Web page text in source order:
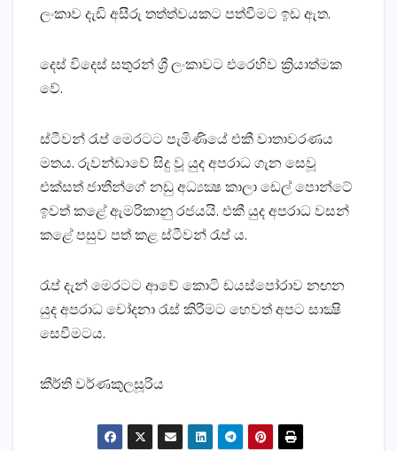
ලංකාව දැඩි අසීරු තත්ත්වයකට පත්වීමට ඉඩ ඇත.
දෙස්‌ විදෙස්‌ සතුරන් ශ්‍රී ලංකාවට එරෙහිව ක්‍රියාත්මක
වේ.
ස්‌ටීවන් රැප් මෙරටට පැමිණියේ එකී වාතාවරණය
මතය. රුවන්ඩාවේ සිදු වූ යුද අපරාධ ගැන සෙවූ
එක්‌සත් ජාතීන්ගේ නඩු අධ්‍යක්‍ෂ කාලා ඩෙල් පොන්ටේ
ඉවත් කළේ ඇමරිකානු රජයයි. එකී යුද අපරාධ වසන්
කළේ පසුව පත් කළ ස්‌ටීවන් රැප් ය.
රැප් දැන් මෙරටට ආවේ කොටි ඩයස්‌පෝරාව නඟන
යුද අපරාධ චෝදනා රැස්‌ කිරීමට හෙවත් අපට සාක්‍ෂි
සෙවීමටය.
කීර්ති වර්ණකුලසූරිය